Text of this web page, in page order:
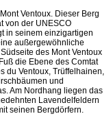
Ventoux. Dieser Berg
von der UNESCO
in seinem einzigartigen
außergewöhnliche
des Mont Ventoux
die Ebene des Comtat
du Ventoux, Trüffelhainen,
und
Am Nordhang liegen das
Lavendelfeldern
seinen Bergdörfern.